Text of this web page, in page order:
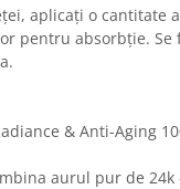
aplicați o cantitate
pentru absorbție. Se
& Anti-Aging
aurul pur de 24k